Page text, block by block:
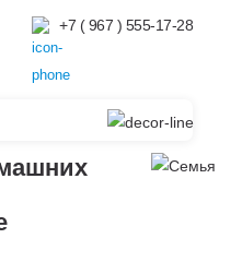
+7 ( 967 ) 555-17-28